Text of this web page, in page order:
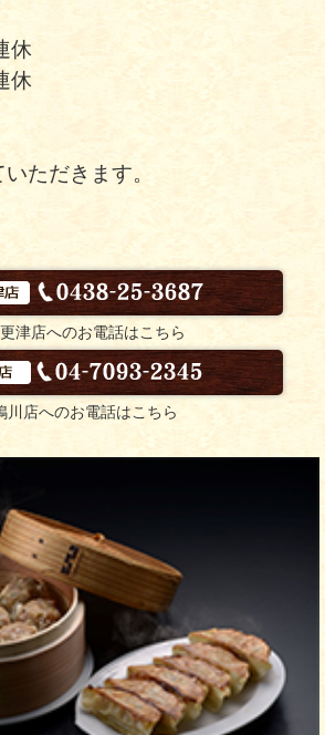
休
休
ただきます。
津店へのお電話はこちら
川店へのお電話はこちら